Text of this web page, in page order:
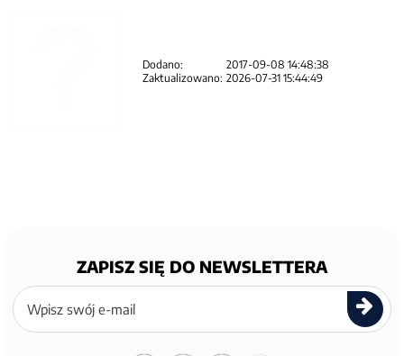
Dodano:
2017-09-08 14:48:38
Zaktualizowano: 2026-07-31 15:44:49
ZAPISZ SIĘ DO NEWSLETTERA
Zapisz
się
newslettera